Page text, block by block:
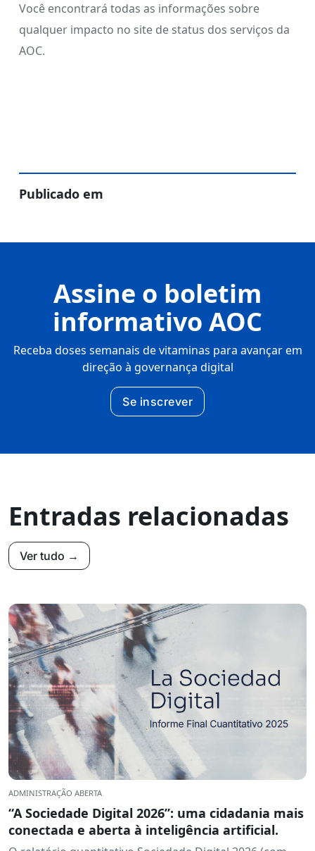
Você encontrará todas as informações sobre
qualquer impacto no site de status dos serviços da
AOC.
Publicado em
Assine o boletim
informativo AOC
Receba doses semanais de vitaminas para avançar em
direção à governança digital
Se inscrever
Entradas relacionadas
Ver tudo →
ADMINISTRAÇÃO ABERTA
“A Sociedade Digital 2026”: uma cidadania mais
conectada e aberta à inteligência artificial.